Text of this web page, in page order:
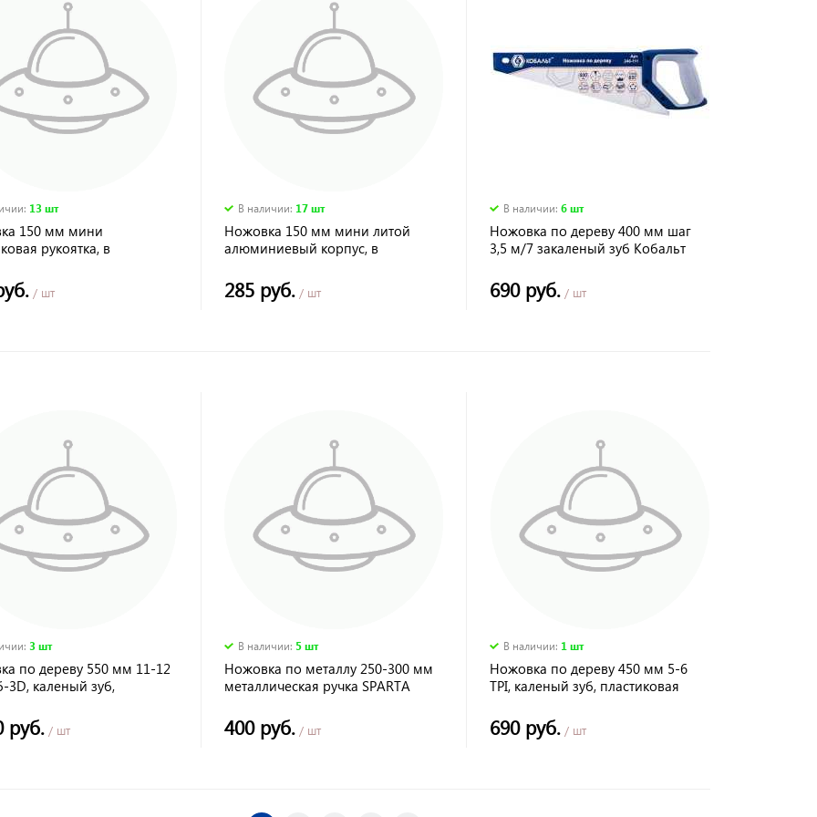
: 13 шт
150 мм мини
рукоятка, в
пластику КОБАЛЬТ
/ шт
В наличии: 17 шт
Ножовка 150 мм мини литой
алюминиевый корпус, в
алюминию/пластику КОБАЛЬТ
285 руб./ шт
В наличии:6 шт
Ножовка по дереву 400 мм шаг
3,5 м/7 закаленый зуб Кобальт
690 руб. / шт
: 3 шт
по дереву 550 мм 11-12
3D, каленый зуб,
GROSS
руб. / шт
В наличии: 5 шт
Ножовка по металлу 250-300 мм
металлическая ручка SPARTA
400 руб./ шт
В наличии: 1 шт
Ножовка по дереву 450 мм 5-6
TPI, каленый зуб, пластиковая
690 руб. / шт